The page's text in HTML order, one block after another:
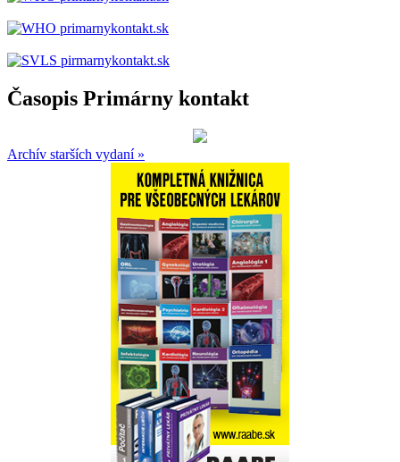
Časopis Primárny kontakt
Archív starších vydaní »